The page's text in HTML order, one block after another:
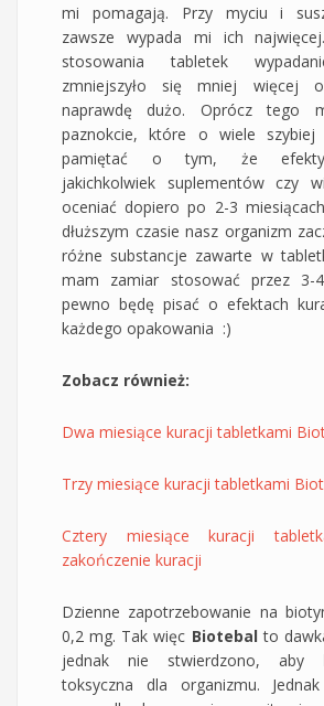
mi pomagają. Przy myciu i
zawsze wypada mi ich
stosowania tabletek
zmniejszyło się mniej więcej
naprawdę dużo. Oprócz tego
paznokcie, które o wiele szybiej
pamiętać o tym, że efekty
jakichkolwiek suplementów czy
oceniać dopiero po 2-3
dłuższym czasie nasz organizm
różne substancje zawarte w
mam zamiar stosować przez 3-
pewno będę pisać o efektach
każdego opakowania :)
Zobacz również:
Dwa miesiące kuracji tabletkami
Trzy miesiące kuracji tabletkami
Cztery miesiące kuracji
zakończenie kuracji
Dzienne zapotrzebowanie na
0,2 mg. Tak więc Biotebalto
jednak nie stwierdzono, aby
toksyczna dla organizmu.